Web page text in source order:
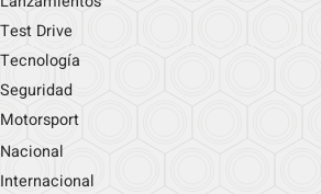
Test Drive
Tecnología
Seguridad
Motorsport
Nacional
Internacional